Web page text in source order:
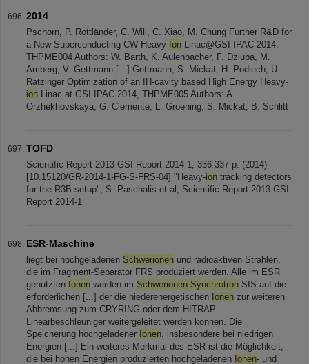
2014
Pschorn, P. Rottländer, C. Will, C. Xiao, M. Chung Further R&D for
a New Superconducting CW Heavy Ion Linac@GSI IPAC 2014,
THPME004 Authors: W. Barth, K. Aulenbacher, F. Dziuba, M.
Amberg, V. Gettmann [...] Gettmann, S. Mickat, H. Podlech, U.
Ratzinger Optimization of an IH-cavity based High Energy Heavy-
ion Linac at GSI IPAC 2014, THPME005 Authors: A.
Orzhekhovskaya, G. Clemente, L. Groening, S. Mickat, B. Schlitt
TOFD
Scientific Report 2013 GSI Report 2014-1, 336-337 p. (2014)
[10.15120/GR-2014-1-FG-S-FRS-04] "Heavy-ion tracking detectors
for the R3B setup", S. Paschalis et al, Scientific Report 2013 GSI
Report 2014-1
ESR-Maschine
liegt bei hochgeladenen Schwerionen und radioaktiven Strahlen,
die im Fragment-Separator FRS produziert werden. Alle im ESR
genutzten Ionen werden im Schwerionen-Synchrotron SIS auf die
erforderlichen [...] der die niederenergetischen Ionen zur weiteren
Abbremsung zum CRYRING oder dem HITRAP-
Linearbeschleuniger weitergeleitet werden können. Die
Speicherung hochgeladener Ionen, insbesondere bei niedrigen
Energien [...] Ein weiteres Merkmal des ESR ist die Möglichkeit,
die bei hohen Energien produzierten hochgeladenen Ionen- und